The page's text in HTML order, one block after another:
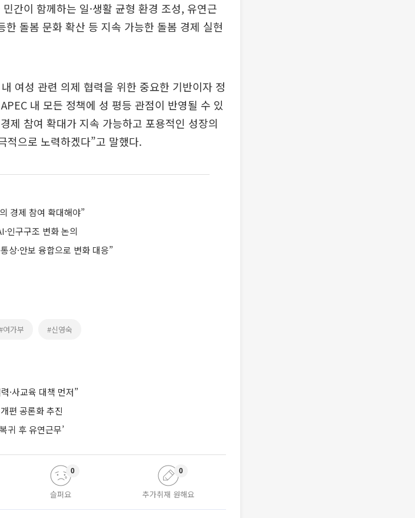
간이 함께하는 일·생활 균형 환경 조성, 유연근
돌봄 문화 확산 등 지속 가능한 돌봄 경제 실현
여성 관련 의제 협력을 위한 중요한 기반이자 정
내 모든 정책에 성 평등 관점이 반영될 수 있
제 참여 확대가 지속 가능하고 포용적인 성장의
적으로 노력하겠다”고 말했다.
경제 참여 확대해야”
인구구조 변화 논의
상·안보 융합으로 변화 대응”
여가부 #신영숙
·사교육 대책 먼저”
편 공론화 추진
귀 후 유연근무’
슬퍼요
0
추가취재 원해요
0